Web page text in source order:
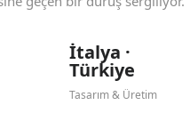
İtalya ·
Türkiye
Tasarım & Üretim